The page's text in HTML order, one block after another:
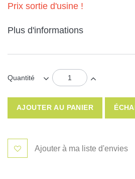
Prix sortie d'usine !
Plus d'informations
Quantité
AJOUTER AU PANIER
Ajouter à ma liste d'envies